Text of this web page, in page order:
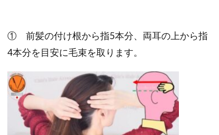
① 前髪の付け根から指5本分、両耳の上から指
4本分を目安に毛束を取ります。